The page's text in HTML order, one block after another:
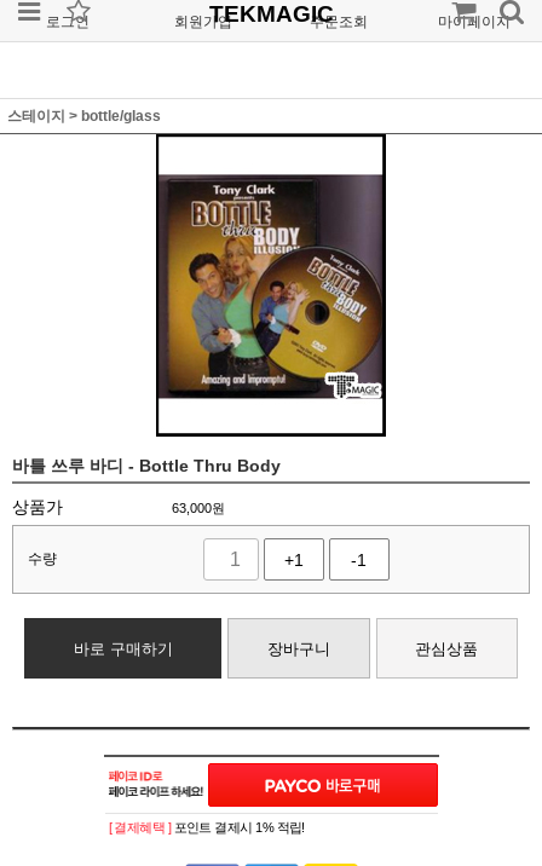
로그인 회원가입 주문조회 마이페이지
TEKMAGIC
스테이지 > bottle/glass
바틀 쓰루 바디 - Bottle Thru Body
상품가 63,000원
수량 +1 -1
바로 구매하기 장바구니 관심상품
[ 결제혜택 ] 포인트 결제시 1% 적립!